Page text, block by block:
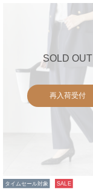
SOLD OUT
再入荷受付
タイムセール対象 SALE